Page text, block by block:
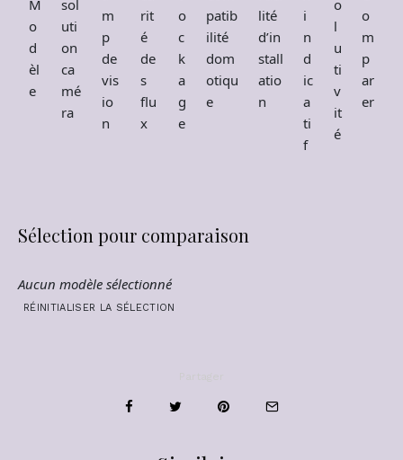
M
o
d
èl
e
sol
uti
on
ca
mé
ra
m
p
de
vis
io
n
rit
é
de
s
flu
x
o
c
k
a
g
e
patib
ilité
dom
otiqu
e
lité
d’in
stall
atio
n
i
n
d
ic
a
ti
f
o
l
u
ti
v
it
é
o
m
p
ar
er
Sélection pour comparaison
Aucun modèle sélectionné
RÉINITIALISER LA SÉLECTION